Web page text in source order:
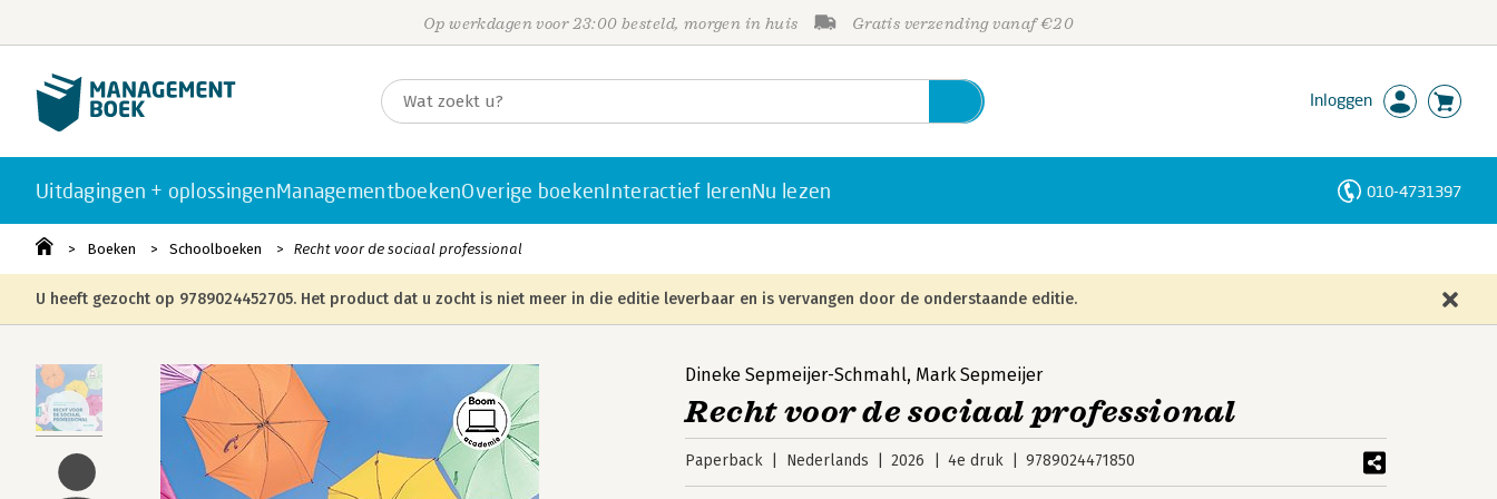
Op werkdagen voor 23:00 besteld, morgen in huis Gratis verzending vanaf €20
Inloggen
Uitdagingen + oplossingenManagementboekenOverige boekenInteractief lerenNu lezen 010-4731397
Boeken Schoolboeken Recht voor de sociaal professional
U heeft gezocht op 9789024452705. Het product dat u zocht is niet meer in die editie leverbaar en is vervangen door de onderstaande editie.
Dineke Sepmeijer-Schmahl, Mark Sepmeijer
Recht voor de sociaal professional
Paperback Nederlands 2026 4e druk 9789024471850
Personen
Trefwoorden